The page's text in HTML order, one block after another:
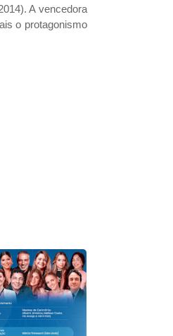
A vencedora
o protagonismo